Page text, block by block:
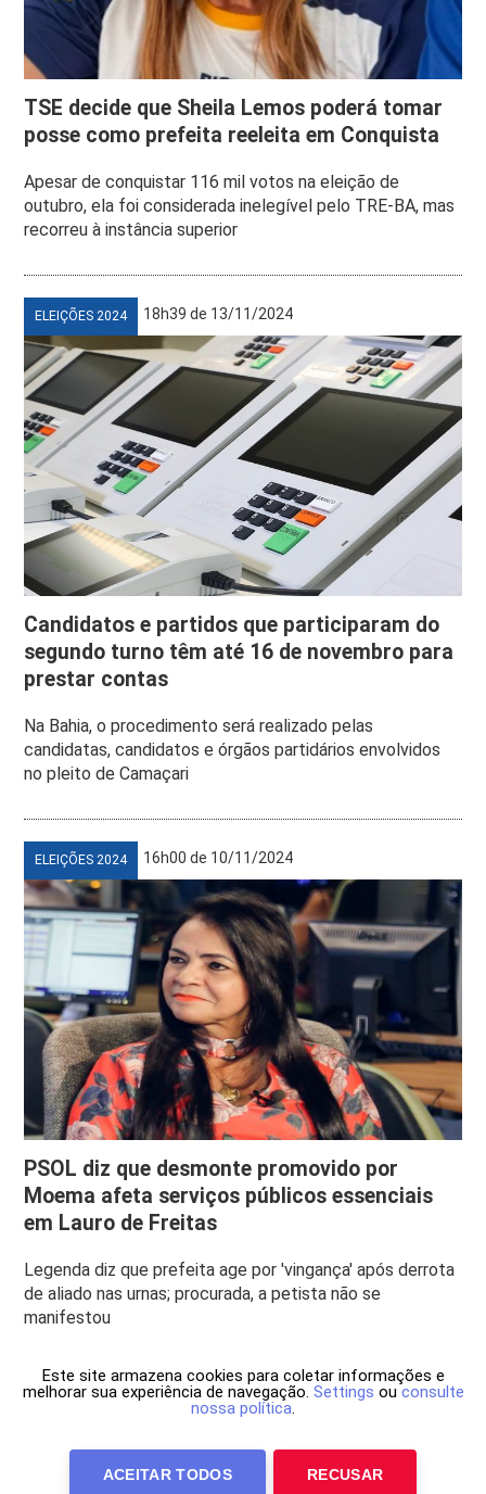
TSE decide que Sheila Lemos poderá tomar
posse como prefeita reeleita em Conquista
Apesar de conquistar 116 mil votos na eleição de
outubro, ela foi considerada inelegível pelo TRE-BA, mas
recorreu à instância superior
ELEIÇÕES 2024 18h39 de 13/11/2024
Candidatos e partidos que participaram do
segundo turno têm até 16 de novembro para
prestar contas
Na Bahia, o procedimento será realizado pelas
candidatas, candidatos e órgãos partidários envolvidos
no pleito de Camaçari
ELEIÇÕES 2024 16h00 de 10/11/2024
PSOL diz que desmonte promovido por
Moema afeta serviços públicos essenciais
em Lauro de Freitas
Legenda diz que prefeita age por 'vingança' após derrota
de aliado nas urnas; procurada, a petista não se
manifestou
Este site armazena cookies para coletar informações e
melhorar sua experiência de navegação. Settings ou consulte
nossa política.
ACEITAR TODOS RECUSAR